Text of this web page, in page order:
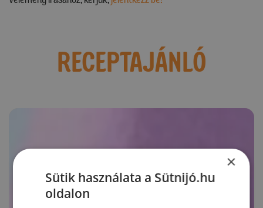
RECEPTAJÁNLÓ
×
Sütik használata a Sütnijó.hu
oldalon